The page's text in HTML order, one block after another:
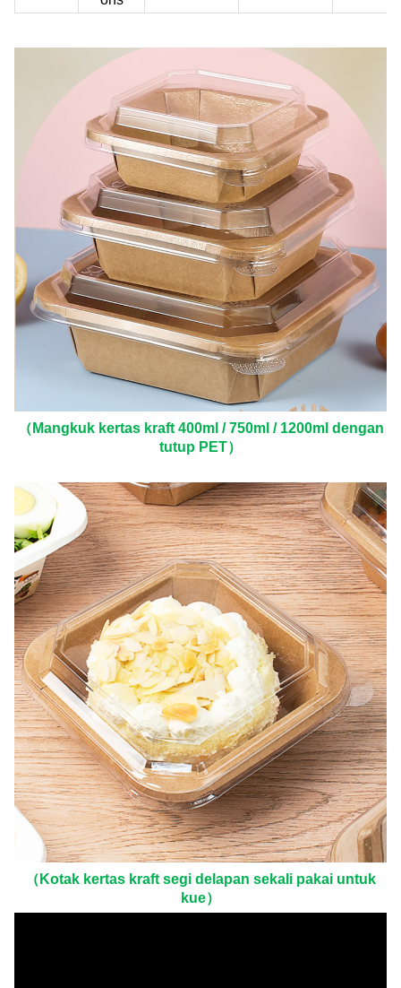
（Mangkuk kertas kraft 400ml / 750ml / 1200ml dengan
tutup PET）
（Kotak kertas kraft segi delapan sekali pakai untuk
kue）